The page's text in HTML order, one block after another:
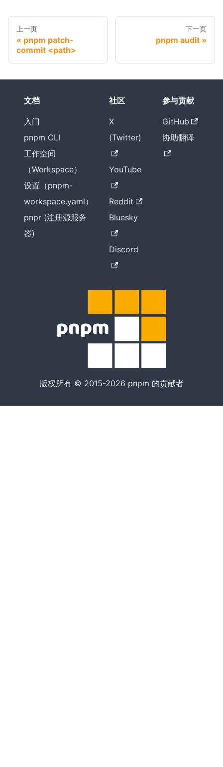
上一页
pnpm patch-
commit <path>
下一页
pnpm audit
文档
入门
pnpm CLI
工作空间
（Workspace）
设置（pnpm-
workspace.yaml）
pnpr (注册源服务
器)
社区
X
(Twitter)
YouTube
Reddit
Bluesky
Discord
参与贡献
GitHub
协助翻译
版权所有 © 2015-2026 pnpm 的贡献者